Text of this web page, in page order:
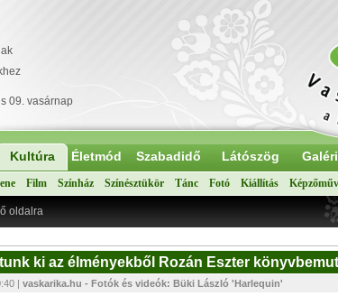
09. vasárnap
Kultúra Életmód Szabadidő Látószög
Film Színház Színésztükör Tánc Fotó Kiállítás
oldalra
ki az élményekből Rozán Eszter
| vaskarika.hu - Fotók és videók: Büki László 'Harlequin'